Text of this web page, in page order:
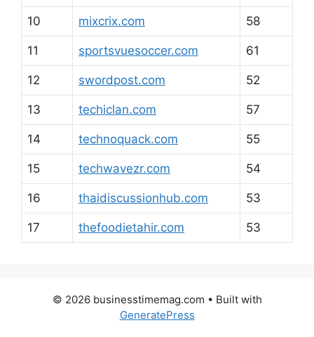
10 mixcrix.com 58
11 sportsvuesoccer.com 61
12 swordpost.com 52
13 techiclan.com 57
14 technoquack.com 55
15 techwavezr.com 54
16 thaidiscussionhub.com 53
17 thefoodietahir.com 53
© 2026 businesstimemag.com • Built with
GeneratePress